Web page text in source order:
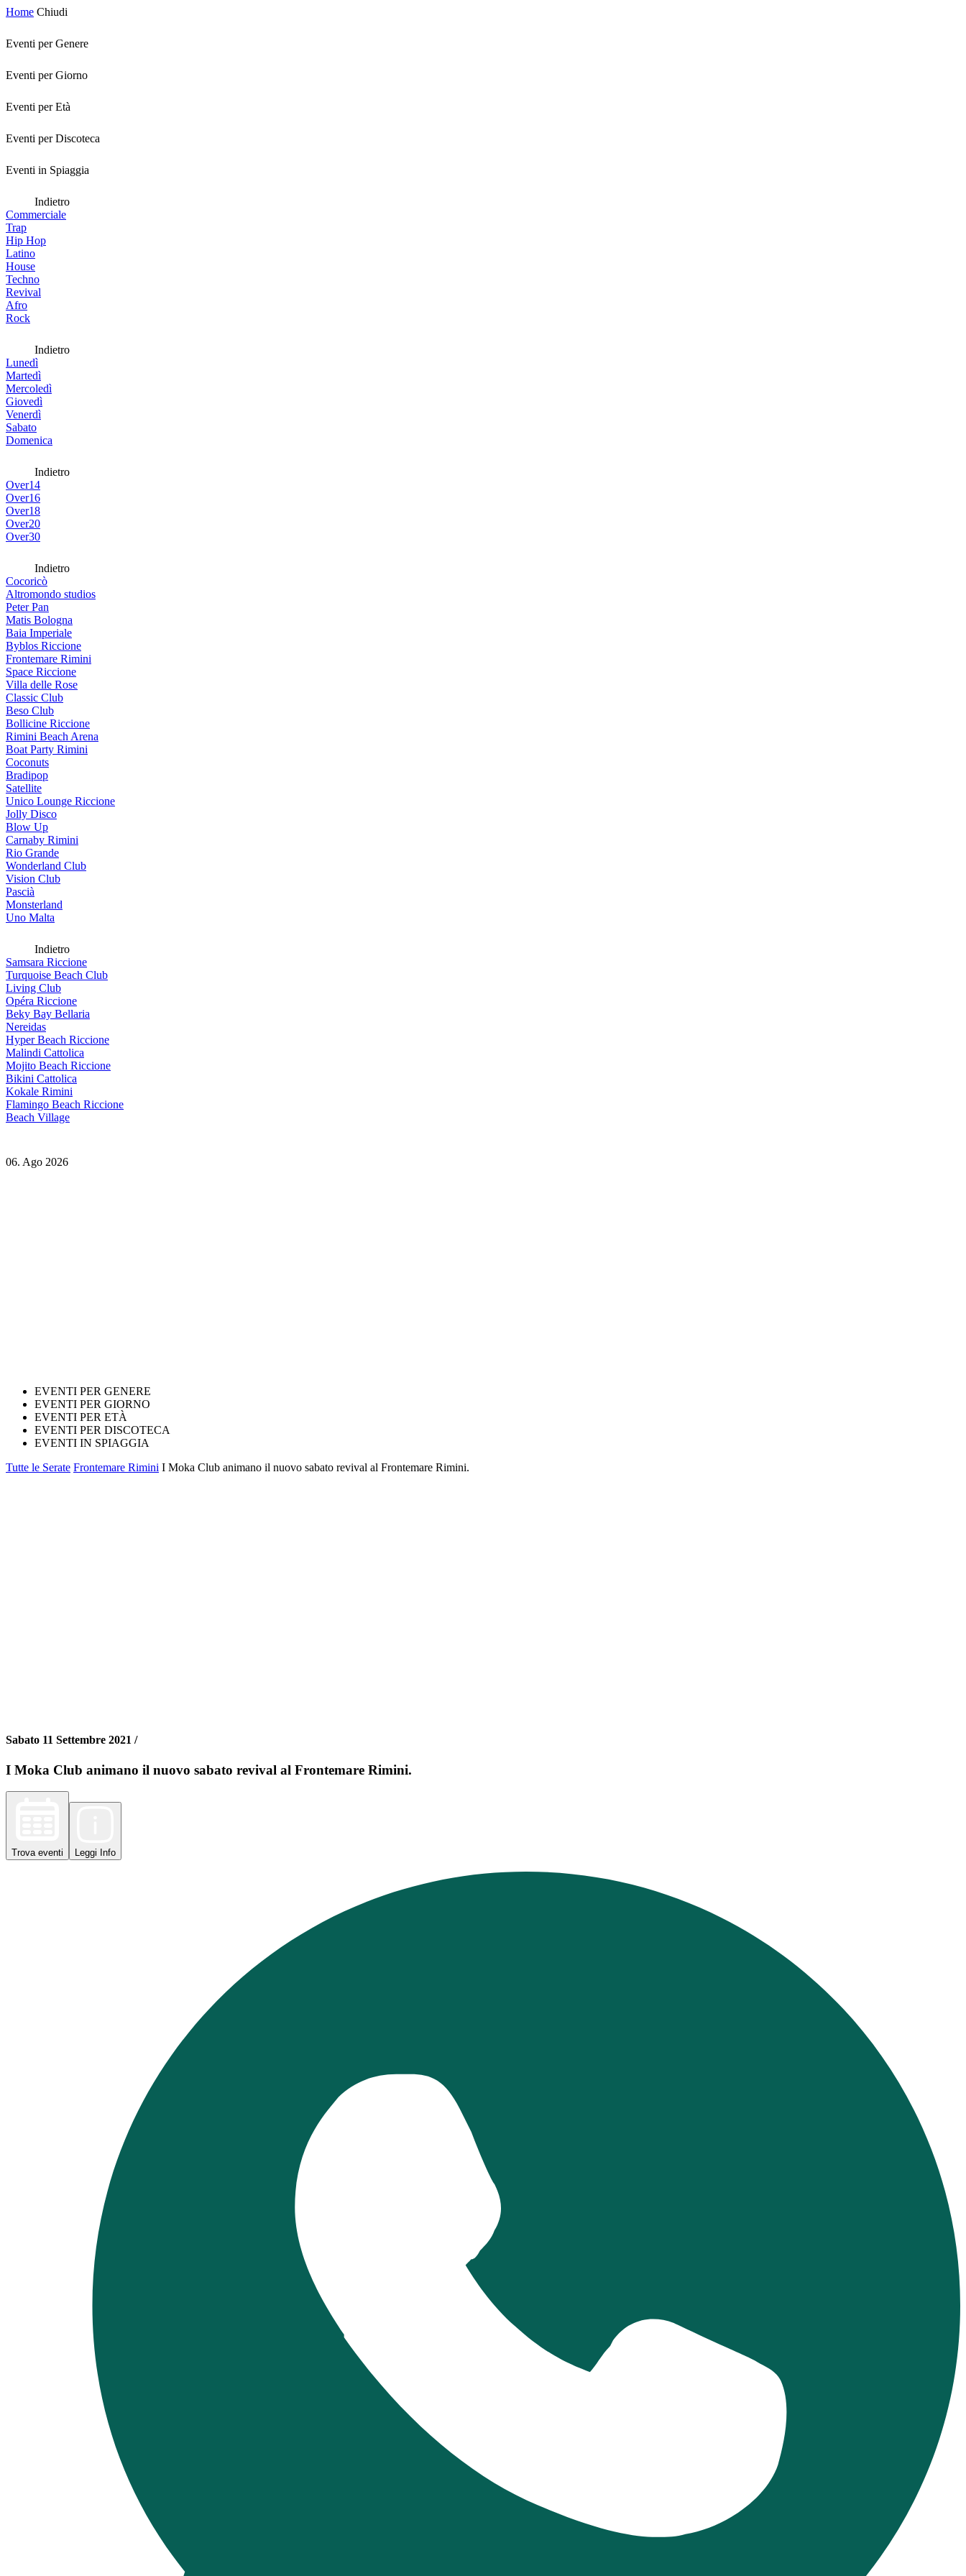
Home Chiudi
Eventi per Genere
Eventi per Giorno
Eventi per Età
Eventi per Discoteca
Eventi in Spiaggia
Indietro
Commerciale
Trap
Hip Hop
Latino
House
Techno
Revival
Afro
Rock
Indietro
Lunedì
Martedì
Mercoledì
Giovedì
Venerdì
Sabato
Domenica
Indietro
Over14
Over16
Over18
Over20
Over30
Indietro
Cocoricò
Altromondo studios
Peter Pan
Matis Bologna
Baia Imperiale
Byblos Riccione
Frontemare Rimini
Space Riccione
Villa delle Rose
Classic Club
Beso Club
Bollicine Riccione
Rimini Beach Arena
Boat Party Rimini
Coconuts
Bradipop
Satellite
Unico Lounge Riccione
Jolly Disco
Blow Up
Carnaby Rimini
Rio Grande
Wonderland Club
Vision Club
Pascià
Monsterland
Uno Malta
Indietro
Samsara Riccione
Turquoise Beach Club
Living Club
Opéra Riccione
Beky Bay Bellaria
Nereidas
Hyper Beach Riccione
Malindi Cattolica
Mojito Beach Riccione
Bikini Cattolica
Kokale Rimini
Flamingo Beach Riccione
Beach Village
06. Ago 2026
EVENTI PER GENERE
EVENTI PER GIORNO
EVENTI PER ETÀ
EVENTI PER DISCOTECA
EVENTI IN SPIAGGIA
Tutte le Serate Frontemare Rimini I Moka Club animano il nuovo sabato revival al Frontemare Rimini.
Sabato 11 Settembre 2021 /
I Moka Club animano il nuovo sabato revival al Frontemare Rimini.
Trova eventi Leggi Info